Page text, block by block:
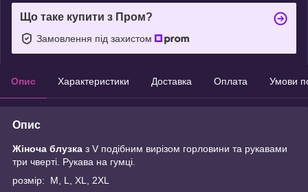
Що таке купити з Пром?
Замовлення під захистом
Опис Характеристики Доставка Оплата Умови
Опис
Жіноча блузка з V подібним вирізом горловини та рукавами
три чверті. Рукава на гумці.
розмір: M, L, XL, 2XL